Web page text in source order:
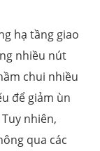
hạ tầng giao
nhiều nút
chui nhiều
để giảm ùn
nhiên,
qua các